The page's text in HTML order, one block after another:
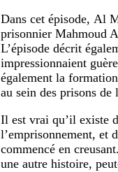
Dans cet épisode, Al
prisonnier Mahmoud
L’épisode décrit
impressionnaient
également la
au sein des prisons de
Il est vrai qu’il existe
l’emprisonnement, et
commencé en
une autre histoire,